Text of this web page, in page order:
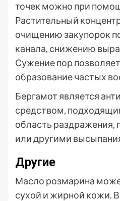
точек можно при
Растительный
очищению закупорок
канала, снижению
Сужение пор
образование частых
Бергамот является
средством,
область раздражения,
или другими
Другие
Масло розмарина
сухой и жирной кожи. В